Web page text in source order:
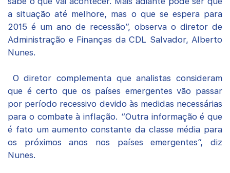
a situação até melhore, mas o que se espera para
2015 é um ano de recessão”, observa o diretor de
Administração e Finanças da CDL Salvador, Alberto
Nunes.
O diretor complementa que analistas consideram
que é certo que os países emergentes vão passar
por período recessivo devido às medidas necessárias
para o combate à inflação. “Outra informação é que
é fato um aumento constante da classe média para
os próximos anos nos países emergentes”, diz
Nunes.